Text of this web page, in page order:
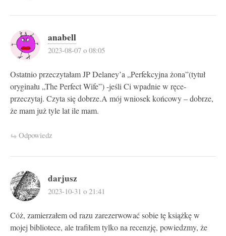
anabell
2023-08-07 o 08:05
Ostatnio przeczytałam JP Delaney’a „Perfekcyjna żona”(tytuł
oryginału „The Perfect Wife”) -jeśli Ci wpadnie w ręce-
przeczytaj. Czyta się dobrze.A mój wniosek końcowy – dobrze,
że mam już tyle lat ile mam.
Odpowiedz
darjusz
2023-10-31 o 21:41
Cóż, zamierzałem od razu zarezerwować sobie tę książkę w
mojej bibliotece, ale trafiłem tylko na recenzję, powiedzmy, że